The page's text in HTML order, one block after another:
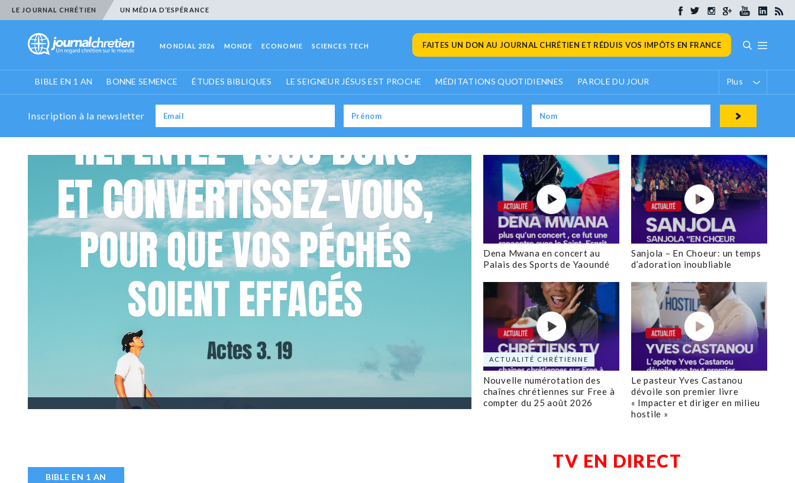
LE JOURNAL CHRÉTIEN UN MÉDIA D’ESPÉRANCE
MONDIAL 2026 MONDE ECONOMIE SCIENCES TECH FAITES UN DON AU JOURNAL CHRÉTIEN ET RÉDUIS VOS IMPÔTS EN FRANCE
BIBLE EN 1 AN BONNE SEMENCE ÉTUDES BIBLIQUES LE SEIGNEUR JÉSUS EST PROCHE MÉDITATIONS QUOTIDIENNES PAROLE DU JOUR Plus
Inscription à la newsletter
Dena Mwana en concert au
Palais des Sports de Yaoundé
Sanjola – En Choeur: un temps
d’adoration inoubliable
ACTUALITÉ CHRÉTIENNE
Nouvelle numérotation des
chaînes chrétiennes sur Free à
compter du 25 août 2026
Le pasteur Yves Castanou
dévoile son premier livre
« Impacter et diriger en milieu
hostile »
BIBLE EN 1 AN
TV EN DIRECT